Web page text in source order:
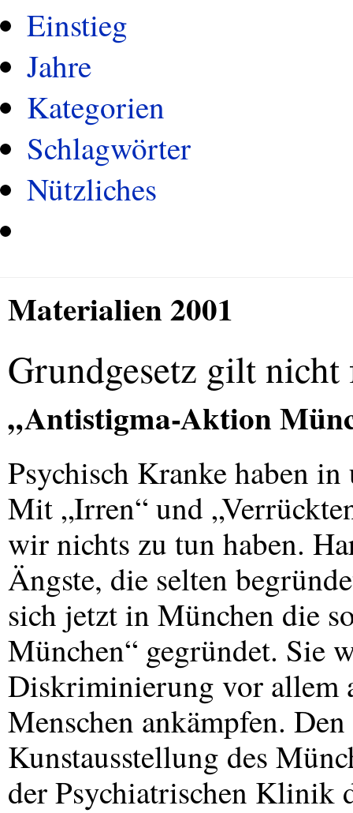
Einstieg
Jahre
Kategorien
Schlagwörter
Nützliches
Materialien 2001
Grundgesetz gilt
„Antistigma-Aktion
Psychisch Kranke haben
Mit „Irren“ und
wir nichts zu tun haben.
Ängste, die selten
sich jetzt in München die
München“ gegründet. Sie
Diskriminierung vor allem
Menschen ankämpfen.
Kunstausstellung des
der Psychiatrischen Klinik